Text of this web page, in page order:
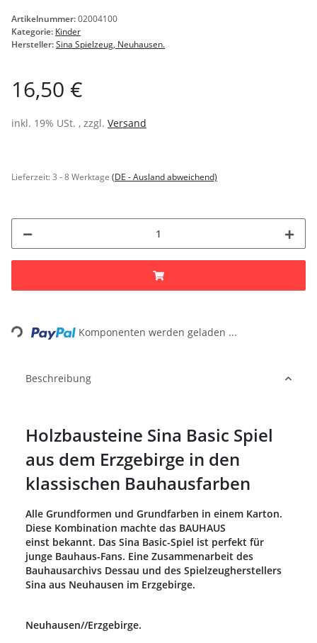
Artikelnummer:02004100
Kategorie: Kinder
Hersteller:Sina Spielzeug, Neuhausen.
16,50 €
inkl. 19% USt. , zzgl. Versand
Lieferzeit:3 - 8 Werktage (DE - Ausland abweichend)
Loading... Komponenten werden geladen ...
Beschreibung
Holzbausteine Sina Basic Spiel
aus dem Erzgebirge in den
klassischen Bauhausfarben
Alle Grundformen und Grundfarben in einem Karton.
Diese Kombination machte das BAUHAUS
einst bekannt. Das Sina Basic-Spiel ist perfekt für
junge Bauhaus-Fans. Eine Zusammenarbeit des
Bauhausarchivs Dessau und des Spielzeugherstellers
Sina aus Neuhausen im Erzgebirge.
Neuhausen//Erzgebirge.